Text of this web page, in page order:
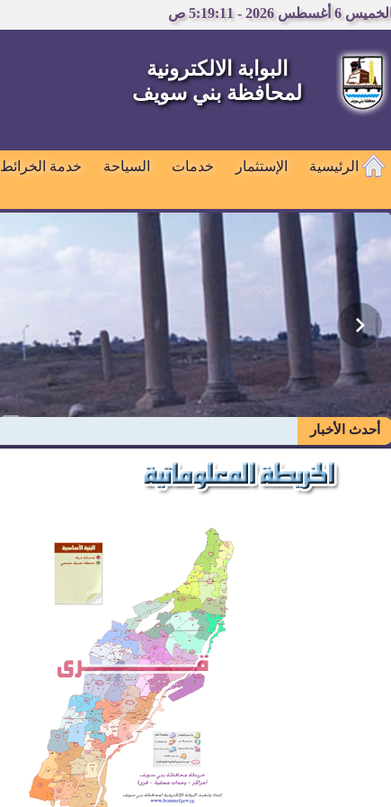
الخميس 6 أغسطس 2026 - 5:19:11 ص
البوابة الالكترونية
لمحافظة بني سويف
الرئيسية الإستثمار خدمات السياحة خدمة الخرائط
أحدث الأخبار